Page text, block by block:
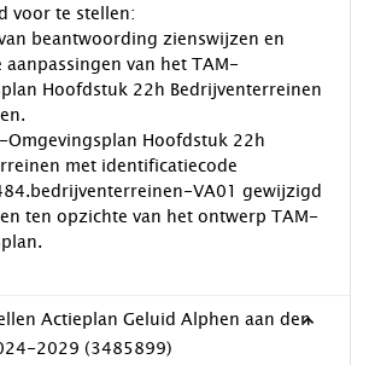
voor te stellen:
beantwoording zienswijzen en
aanpassingen van het TAM-
Hoofdstuk 22h Bedrijventerreinen
Omgevingsplan Hoofdstuk 22h
met identificatiecode
VA01 gewijzigd
ten opzichte van het ontwerp TAM-
Actieplan Geluid Alphen aan den
2029 (3485899)